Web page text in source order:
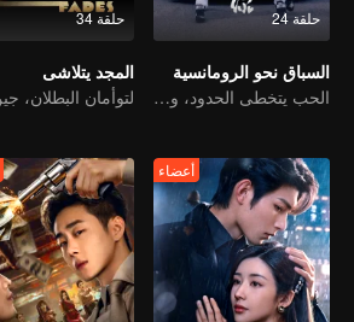
حلقة 24
السباق نحو الرومانسية
الحب يتخطى الحدود، والمجد متحد كشركاء
حلقة 34
المجد يتلاشى
أعضاء